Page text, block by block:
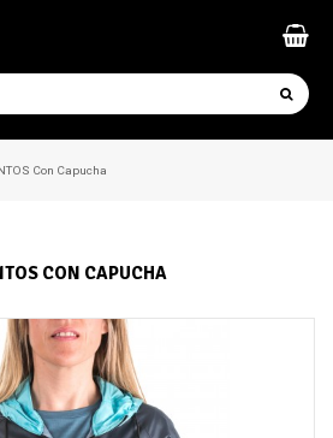
Con Capucha
CON CAPUCHA